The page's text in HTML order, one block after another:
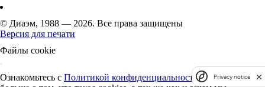
© Диаэм, 1988 — 2026. Все права защищены
Версия для печати
Файлы cookie
Ознакомьтесь с Политикой конфиденциальности, чтобы узнать
Privacy notice